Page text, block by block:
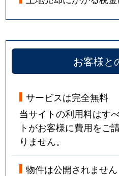
お客様と
サービスは完全無料
当サイトの利用料はす
トがお客様に費用をご
りません。
物件は公開されません